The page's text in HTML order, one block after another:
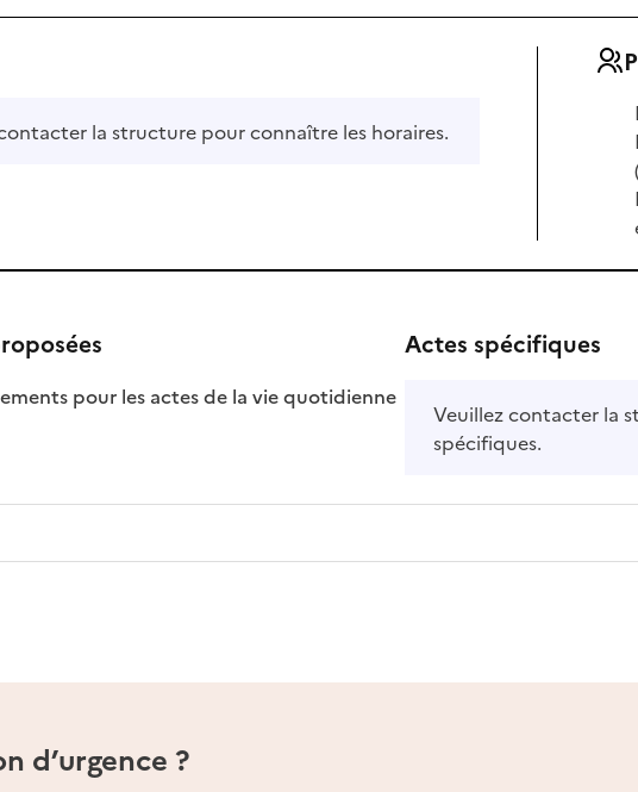
la structure pour connaître les horaires.
pour les actes de la vie quotidienne
Actes spécifiques
Veuillez contacter la
spécifiques.
d’urgence ?